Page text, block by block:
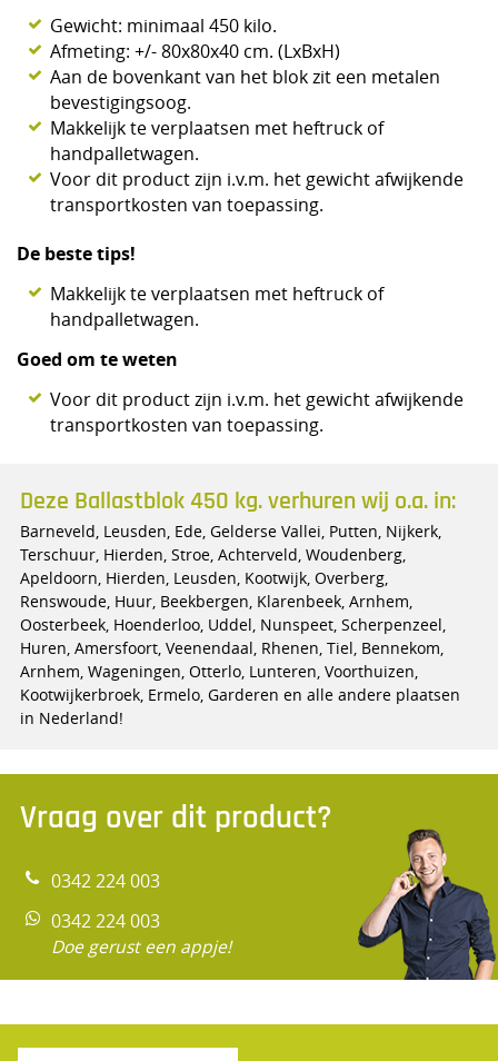
Gewicht: minimaal 450 kilo.
Afmeting: +/- 80x80x40 cm. (LxBxH)
Aan de bovenkant van het blok zit een metalen
bevestigingsoog.
Makkelijk te verplaatsen met heftruck of
handpalletwagen.
Voor dit product zijn i.v.m. het gewicht afwijkende
transportkosten van toepassing.
De beste tips!
Makkelijk te verplaatsen met heftruck of
handpalletwagen.
Goed om te weten
Voor dit product zijn i.v.m. het gewicht afwijkende
transportkosten van toepassing.
Deze Ballastblok 450 kg. verhuren wij o.a. in:
Barneveld, Leusden, Ede, Gelderse Vallei, Putten, Nijkerk,
Terschuur, Hierden, Stroe, Achterveld, Woudenberg,
Apeldoorn, Hierden, Leusden, Kootwijk, Overberg,
Renswoude, Huur, Beekbergen, Klarenbeek, Arnhem,
Oosterbeek, Hoenderloo, Uddel, Nunspeet, Scherpenzeel,
Huren, Amersfoort, Veenendaal, Rhenen, Tiel, Bennekom,
Arnhem, Wageningen, Otterlo, Lunteren, Voorthuizen,
Kootwijkerbroek, Ermelo, Garderen en alle andere plaatsen
in Nederland!
Vraag over dit product?
0342 224 003
0342 224 003
Doe gerust een appje!